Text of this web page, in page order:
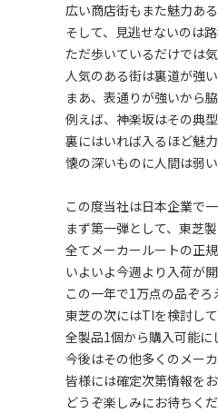
広い商店街もまた魅力あ
そして、見逃せないのは
ただ歩いているだけでは
人気のある街は裏道が強
まあ、表通りが強いから
例えば、神楽坂はその典型
裏にはいれば入るほど魅
懐の深いものに人間は弱い
この度当社は日本企業で
まず第一弾として、東芝
全てメーカールートの正規
いよいよ今週より入荷が開
この一年で1万点の品ぞろ
東芝の次にはTIを検討して
全製品1個から購入可能に
今後はその他多くのメー
皆様には確定次第情報をお
どうぞ楽しみにお待ちくだ